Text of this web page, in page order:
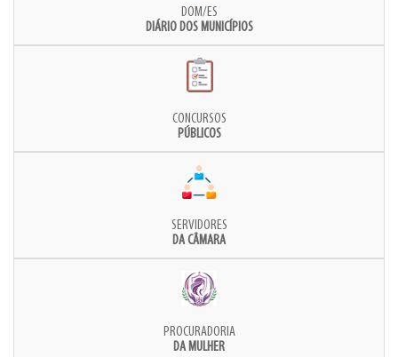
DOM/ES
DIÁRIO DOS MUNICÍPIOS
CONCURSOS
PÚBLICOS
SERVIDORES
DA CÂMARA
PROCURADORIA
DA MULHER